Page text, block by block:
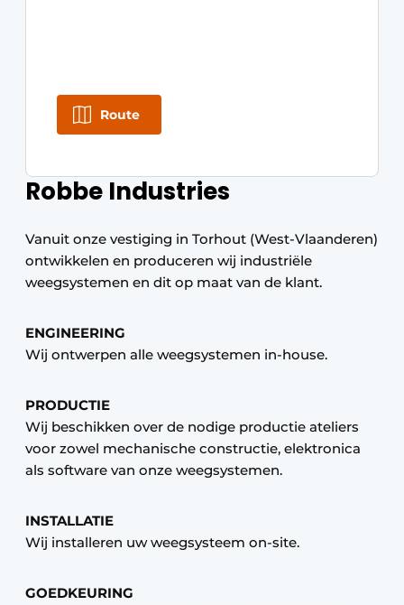
Robbe Industries
Vanuit onze vestiging in Torhout (West-Vlaanderen)
ontwikkelen en produceren wij industriële
weegsystemen en dit op maat van de klant.
ENGINEERING
Wij ontwerpen alle weegsystemen in-house.
PRODUCTIE
Wij beschikken over de nodige productie ateliers
voor zowel mechanische constructie, elektronica
als software van onze weegsystemen.
INSTALLATIE
Wij installeren uw weegsysteem on-site.
GOEDKEURING
Route